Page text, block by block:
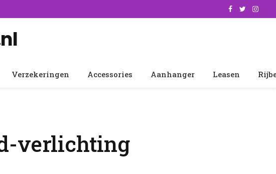
Facebook
Twitter
Verzekeringen Accessories Aanhanger Leasen
verlichting